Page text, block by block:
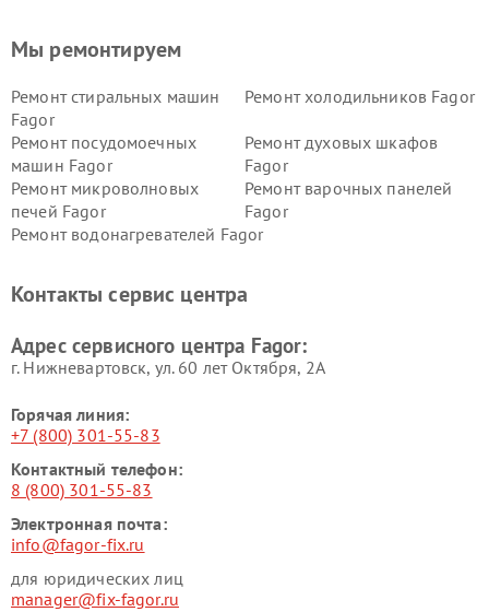
Мы ремонтируем
Ремонт стиральных машин
Fagor
Ремонт холодильников Fagor
Ремонт посудомоечных
машин Fagor
Ремонт духовых шкафов
Fagor
Ремонт микроволновых
печей Fagor
Ремонт варочных панелей
Fagor
Ремонт водонагревателей Fagor
Контакты сервис центра
Адрес сервисного центра Fagor:
г. Нижневартовск, ул. 60 лет Октября, 2А
Горячая линия:
+7 (800) 301-55-83
Контактный телефон:
8 (800) 301-55-83
Электронная почта:
info@fagor-fix.ru
для юридических лиц
manager@fix-fagor.ru